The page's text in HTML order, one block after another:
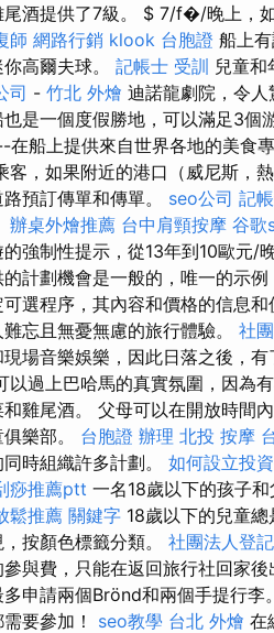
尾酒提供了7級。 $ 7/f�/晚上，
師 網路行銷 klook 台胞證 船上
高爾夫球。 記帳士 受訓 兒童和
司 - 竹北 外燴 迪諾龍劇院，令人
是一個度假勝地，可以滿足3
在船上提供來自世界各地的美食
客，如果附近的港口（威尼斯，
預訂傳單和傳單。 seo公司 記
辦桌外燴推薦 台中肩頸按摩 谷歌
強制性提示，從13年到10歐元/
計劃機會是一般的，唯一的示例
選程序，其內容和價格的信息和
忘且無憂無慮的旅行體驗。 社
場音樂娛樂，因此日落之後，有
以過上巴哈馬的真實氛圍，因為
雞尾酒。 父母可以在開放時間
樂部。 台胞證 辦理 北投 按摩
時組織許多計劃。 如何設立投
痧推薦ptt 一名18歲以下的孩子
鬆推薦 關鍵字 18歲以下的兒童
按顏色標籤分類。 社團法人登
與費，只能在返回旅行社回家後
申請兩個Brönd和兩個手提行李
要參加！ seo教學 台北 外燴 在